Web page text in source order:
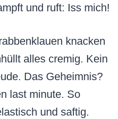
und ruft: Iss mich!
knacken
alles cremig. Kein
Das Geheimnis?
last minute. So
und saftig.